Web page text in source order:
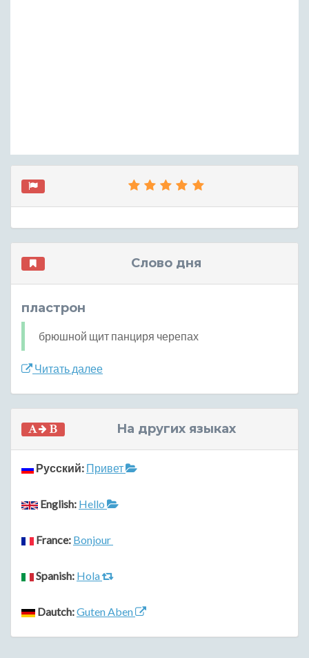
Слово дня
пластрон
брюшной щит панциря черепах
Читать далее
На других языках
Русский: Привет
English: Hello
France: Bonjour
Spanish: Hola
Dautch:Guten Aben